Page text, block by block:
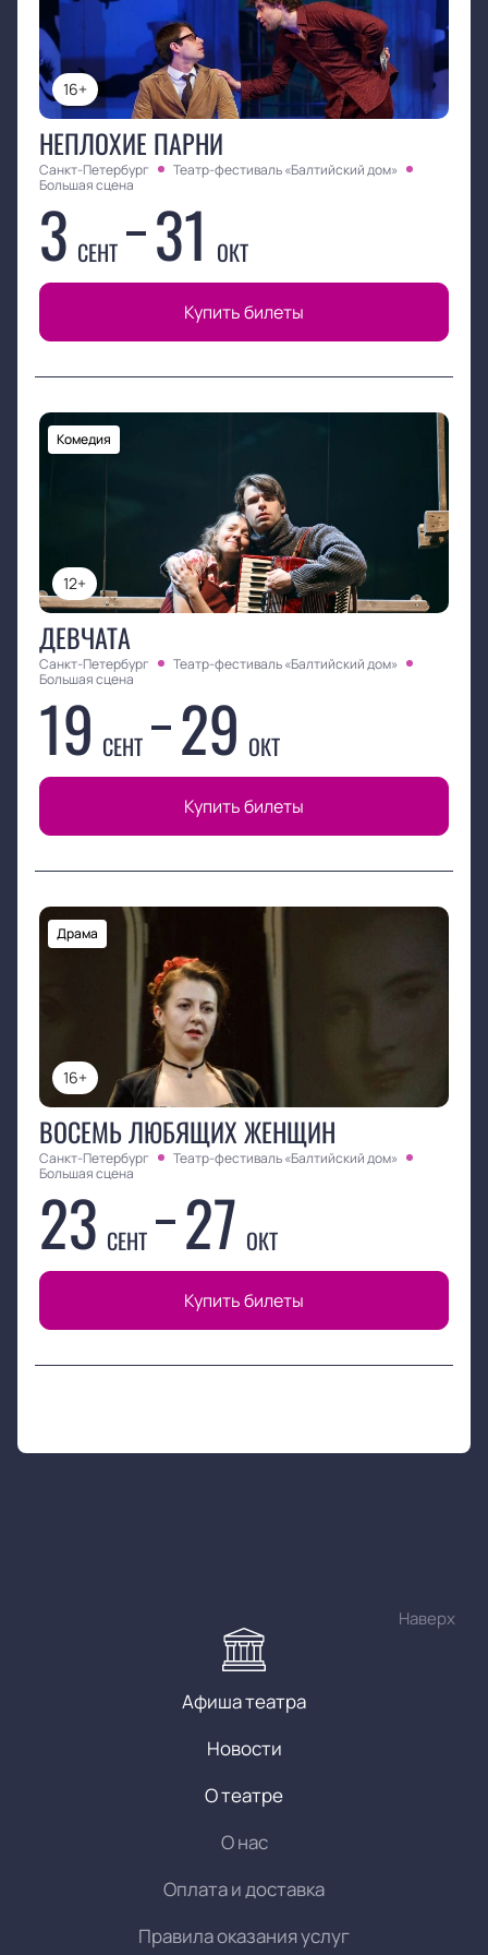
Пантыкин, Александр Фридман
16+
НЕПЛОХИЕ ПАРНИ
Санкт-Петербург
Театр-фестиваль «Балтийский дом»
Большая сцена
3 СЕНТ 31 ОКТ
Купить билеты
12+
Комедия
ДЕВЧАТА
Санкт-Петербург
Театр-фестиваль «Балтийский дом»
Большая сцена
19 СЕНТ 29 ОКТ
Купить билеты
16+
Драма
ВОСЕМЬ ЛЮБЯЩИХ ЖЕНЩИН
Санкт-Петербург
Театр-фестиваль «Балтийский дом»
Большая сцена
23 СЕНТ 27 ОКТ
Купить билеты
Наверх
Афиша театра
Новости
О театре
О нас
Оплата и доставка
Правила оказания услуг